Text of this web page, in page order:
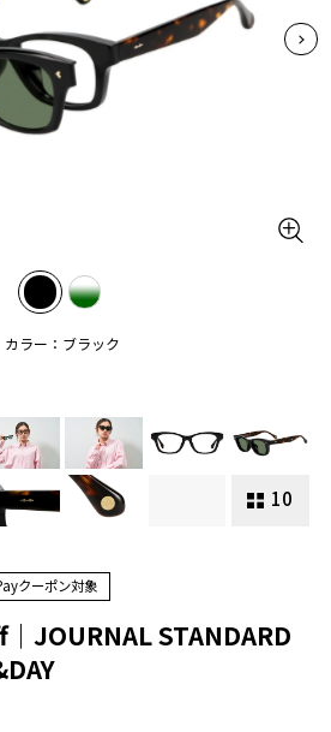
カラー：ブラック
10
クーポン対象
JOURNAL STANDARD